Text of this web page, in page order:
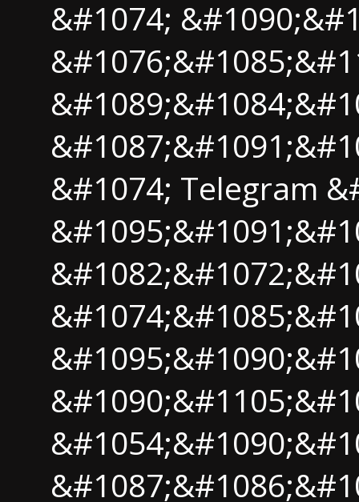
&#1074;
&#1074; Telegram